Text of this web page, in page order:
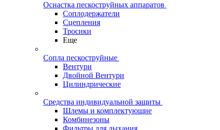
Оснастка пескоструйных аппаратов
Соплодержатели
Сцепления
Тросики
Еще
Сопла пескоструйные
Вентури
Двойной Вентури
Цилиндрические
Средства индивидуальной защиты
Шлемы и комплектующие
Комбинезоны
Фильтры для дыхания